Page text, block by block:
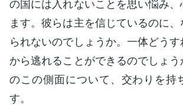
の国には入れないことを思い悩み、
ます。彼らは主を信じているのに
られないのでしょうか。一体どう
から逃れることができるのでしょ
のこの側面について、交わりを持
す。